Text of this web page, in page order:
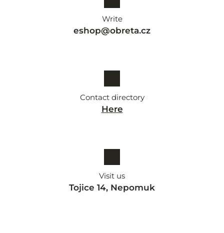
Write
eshop@obreta.cz
Contact directory
Here
Visit us
Tojice 14, Nepomuk